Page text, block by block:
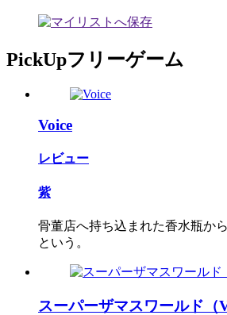
PickUpフリーゲーム
Voice
レビュー
紫
骨董店へ持ち込まれた香水瓶か
という。
スーパーザマスワールド（